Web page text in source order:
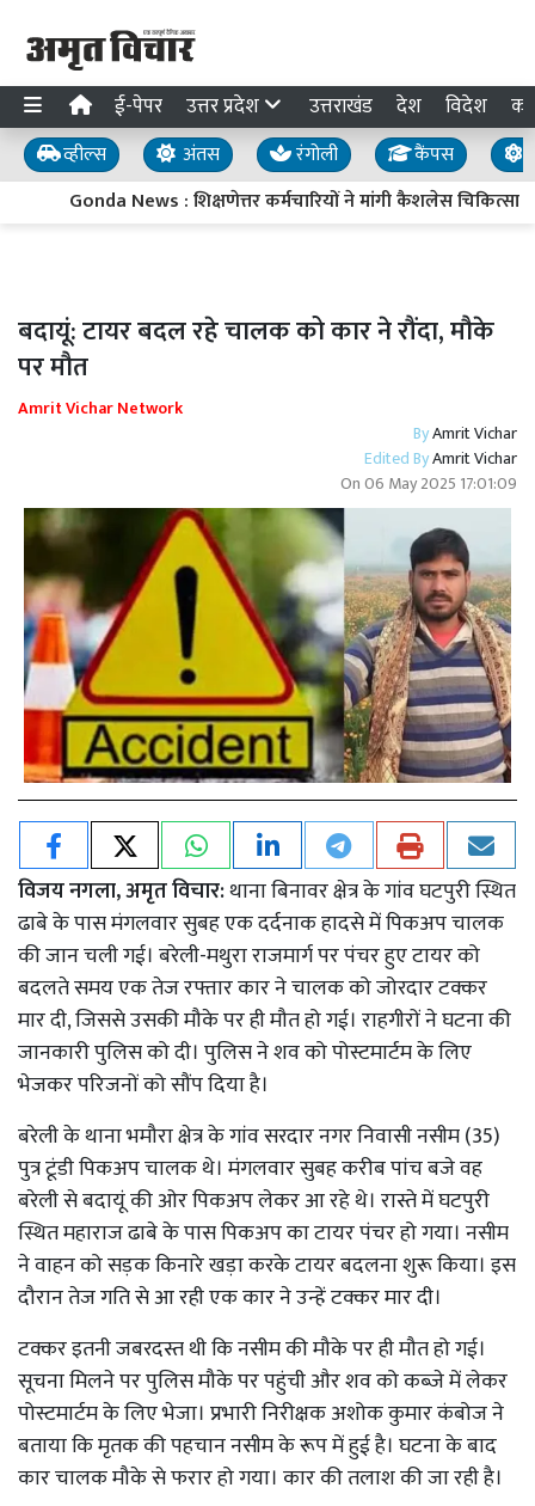
ई-पेपर उत्तर प्रदेश उत्तराखंड देश विदेश
व्हील्स अंतस रंगोली कैंपस
Gonda News : शिक्षणेत्तर कर्मचारियों ने मांगी कैशलेस चिकित्सा
बदायूं: टायर बदल रहे चालक को कार ने रौंदा, मौके
पर मौत
Amrit Vichar Network
ByAmrit Vichar
Edited ByAmrit Vichar
On06 May 2025 17:01:09
विजय नगला, अमृत विचार:थाना बिनावर क्षेत्र के गांव घटपुरी स्थित
ढाबे के पास मंगलवार सुबह एक दर्दनाक हादसे में पिकअप चालक
की जान चली गई। बरेली-मथुरा राजमार्ग पर पंचर हुए टायर को
बदलते समय एक तेज रफ्तार कार ने चालक को जोरदार टक्कर
मार दी, जिससे उसकी मौके पर ही मौत हो गई। राहगीरों ने घटना की
जानकारी पुलिस को दी। पुलिस ने शव को पोस्टमार्टम के लिए
भेजकर परिजनों को सौंप दिया है।
बरेली के थाना भमौरा क्षेत्र के गांव सरदार नगर निवासी नसीम (35)
पुत्र टूंडी पिकअप चालक थे। मंगलवार सुबह करीब पांच बजे वह
बरेली से बदायूं की ओर पिकअप लेकर आ रहे थे। रास्ते में घटपुरी
स्थित महाराज ढाबे के पास पिकअप का टायर पंचर हो गया। नसीम
ने वाहन को सड़क किनारे खड़ा करके टायर बदलना शुरू किया। इस
दौरान तेज गति से आ रही एक कार ने उन्हें टक्कर मार दी।
टक्कर इतनी जबरदस्त थी कि नसीम की मौके पर ही मौत हो गई।
सूचना मिलने पर पुलिस मौके पर पहुंची और शव को कब्जे में लेकर
पोस्टमार्टम के लिए भेजा। प्रभारी निरीक्षक अशोक कुमार कंबोज ने
बताया कि मृतक की पहचान नसीम के रूप में हुई है। घटना के बाद
कार चालक मौके से फरार हो गया। कार की तलाश की जा रही है।